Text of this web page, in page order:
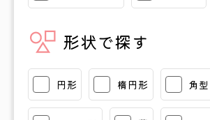
形状で探す
円形 楕円形 角型